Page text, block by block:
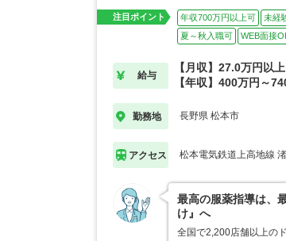
注目ポイント 年収700万円以上可 未経
夏～秋入職可
WEB面接
給与
【月収】27.0万円以上
【年収】400万円～
勤務地 長野県 松本市
アクセス 松本電気鉄道上高地線
最高の服薬指導は、
け』へ
全国で2,200店舗以上の